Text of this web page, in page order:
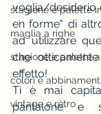
stagione e palette
maglia a righe
stagione e palette
colori e
vintage e rètro
voglia/desiderio
en forme" di
ad utilizzare
che
effetto!
Ti è mai
pantalone e